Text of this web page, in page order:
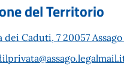
del Territorio
dei Caduti, 7 20057